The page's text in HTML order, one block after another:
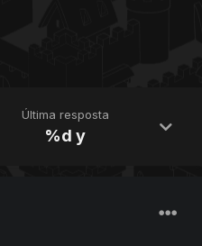
Última resposta
%d y